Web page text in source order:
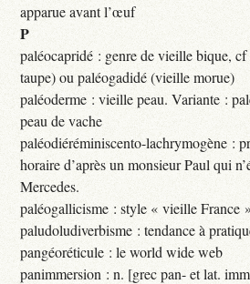
apparue avant l’œuf
P
paléocapridé : genre de vieille bique,
taupe) ou paléogadidé (vieille morue)
paléoderme : vieille peau. Variante :
peau de vache
paléodiéréminiscento-lachrymogène :
horaire d’après un monsieur Paul qui
Mercedes.
paléogallicisme : style « vieille France »
paludoludiverbisme : tendance à
pangéoréticule : le world wide web
panimmersion : n. [grec pan- et lat.